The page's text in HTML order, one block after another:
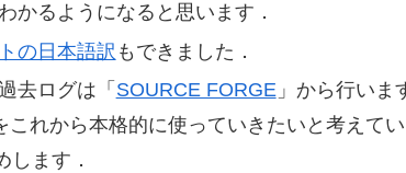
かるようになると思います．
の日本語訳 もできました．
去ログは「 SOURCE FORGE」から行いま
れから本格的に使っていきたいと考えてい
します．